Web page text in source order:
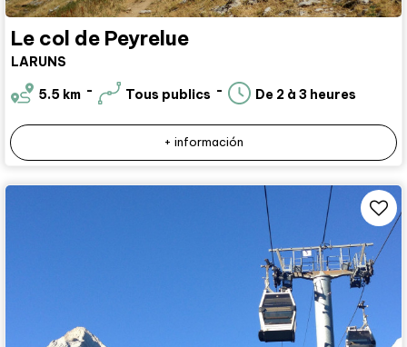
Le col de Peyrelue
LARUNS
5.5 km Tous publics De 2 à 3 heures
+ información